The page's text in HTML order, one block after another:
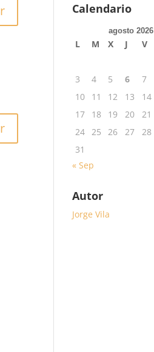
Calendario
agosto 2026
L M X J V
3
4 5 6 7
10
11 12 13 14
17
18 19 20 21
24
25 26 27 28
31
« Sep
Autor
Jorge Vila